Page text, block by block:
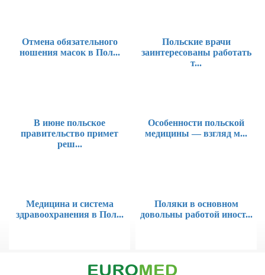
Отмена обязательного
ношения масок в Пол...
Польские врачи
заинтересованы работать
т...
В июне польское
правительство примет
реш...
Особенности польской
медицины — взгляд м...
Медицина и система
здравоохранения в Пол...
Поляки в основном
довольны работой иност...